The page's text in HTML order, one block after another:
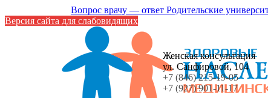
Вопрос врачу — ответ Родительские
Версия сайта для слабовидящих
Женская консультация
ул. Санфировой, 104
+7 (846) 215-19-05
+7 (927) 901-11-17